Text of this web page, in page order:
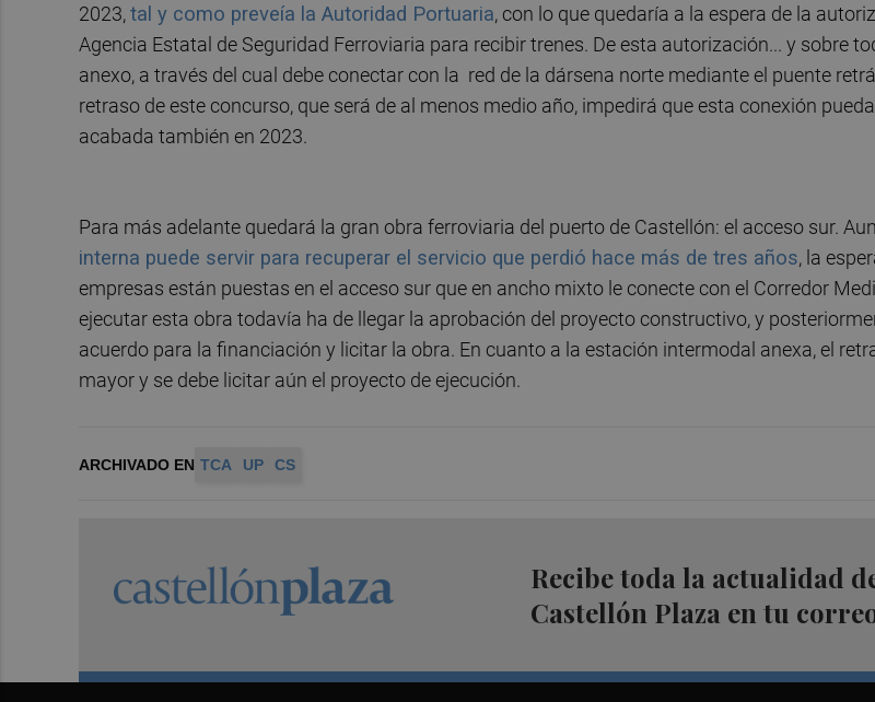
2023,tal y como preveía la Autoridad Portuaria, con lo que quedaría a la espera de la
Agencia Estatal de Seguridad Ferroviaria para recibir trenes. De esta autorización... y sobre
anexo, a través del cual debe conectar con la red de la dársena norte mediante el puente
retraso de este concurso, que será de al menos medio año, impedirá que esta conexión
acabada también en 2023.
Para más adelante quedará la gran obra ferroviaria del puerto de Castellón: el acceso sur.
interna puede servir para recuperar el servicio que perdió hace más de tres años, la
empresas están puestas en el acceso sur que en ancho mixto le conecte con el Corredor
ejecutar esta obra todavía ha de llegar la aprobación del proyecto constructivo, y
acuerdo para la financiación y licitar la obra. En cuanto a la estación intermodal anexa, el
mayor y se debe licitar aún el proyecto de ejecución.
ARCHIVADO EN TCA UP CS
Recibe toda la actualidad
Castellón Plaza en tu